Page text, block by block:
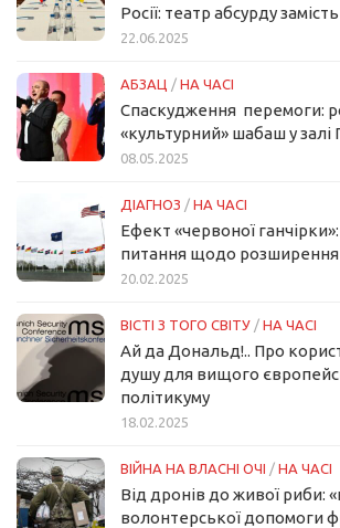
Росії: театр абсурду
22.06.2025
АБЗАЦ / НА ЧАСІ
Спаскудження перемоги:
«культурний» шабаш у
08.05.2025
ДІАГНОЗ / НА ЧАСІ
Ефект «червоної
питання щодо розширення
20.02.2025
ВІСТІ З ТОГО СВІТУ / НА ЧАСІ
Ай да Дональд!.. Про
душу для вищого
політикуму
18.02.2025
ВІЙНА НА ВЛАСНІ ОЧІ / НА ЧАСІ
Від дронів до живої риби:
волонтерської допомоги